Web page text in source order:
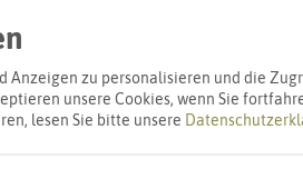
Anzeigen zu personalisieren und die
unsere Cookies, wenn Sie
lesen Sie bitte unsere